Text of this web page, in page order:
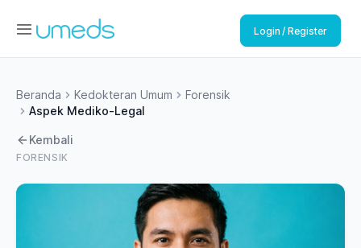
Login / Register
Beranda Kedokteran Umum
Forensik
Aspek Mediko-Legal
FORENSIK
Kembali